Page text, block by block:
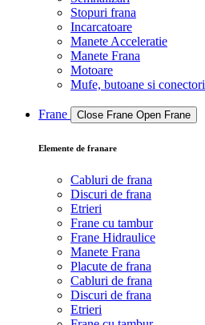
Stopuri frana
Incarcatoare
Manete Acceleratie
Manete Frana
Motoare
Mufe, butoane si conectori
Frane Close Frane Open Frane
Elemente de franare
Cabluri de frana
Discuri de frana
Etrieri
Frane cu tambur
Frane Hidraulice
Manete Frana
Placute de frana
Cabluri de frana
Discuri de frana
Etrieri